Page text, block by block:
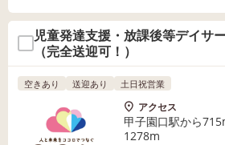
児童発達支援・放課後等デイ
（完全送迎可！）
空きあり 送迎あり 土日祝営業
アクセス
甲子園口駅から
1278m